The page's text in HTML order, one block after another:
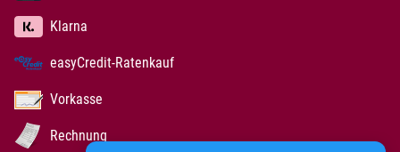
Klarna
easyCredit-Ratenkauf
Vorkasse
Rechnung